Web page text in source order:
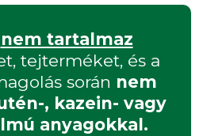
nem tartalmaz
tejterméket, és a
során nem
, kazein- vagy
anyagokkal.